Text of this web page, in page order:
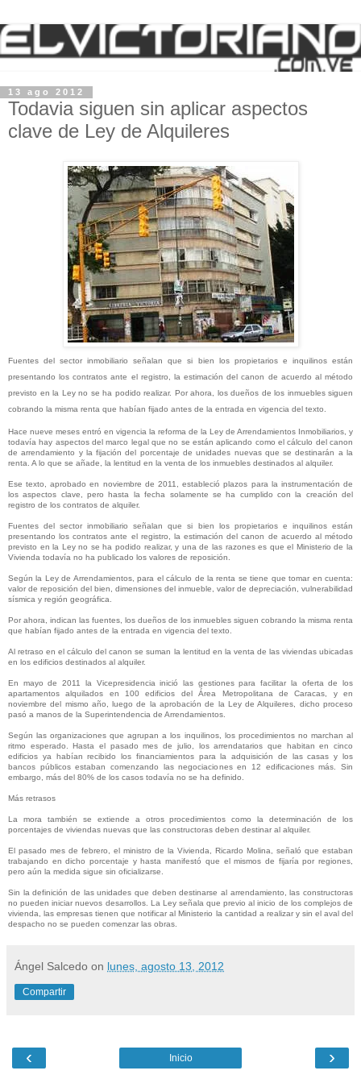
13 ago 2012
Todavia siguen sin aplicar aspectos
clave de Ley de Alquileres
Fuentes del sector inmobiliario señalan que si bien los propietarios e inquilinos están
presentando los contratos ante el registro, la estimación del canon de acuerdo al método
previsto en la Ley no se ha podido realizar. Por ahora, los dueños de los inmuebles siguen
cobrando la misma renta que habían fijado antes de la entrada en vigencia del texto.
Hace nueve meses entró en vigencia la reforma de la Ley de Arrendamientos Inmobiliarios, y
todavía hay aspectos del marco legal que no se están aplicando como el cálculo del canon
de arrendamiento y la fijación del porcentaje de unidades nuevas que se destinarán a la
renta. A lo que se añade, la lentitud en la venta de los inmuebles destinados al alquiler.
Ese texto, aprobado en noviembre de 2011, estableció plazos para la instrumentación de
los aspectos clave, pero hasta la fecha solamente se ha cumplido con la creación del
registro de los contratos de alquiler.
Fuentes del sector inmobiliario señalan que si bien los propietarios e inquilinos están
presentando los contratos ante el registro, la estimación del canon de acuerdo al método
previsto en la Ley no se ha podido realizar, y una de las razones es que el Ministerio de la
Vivienda todavía no ha publicado los valores de reposición.
Según la Ley de Arrendamientos, para el cálculo de la renta se tiene que tomar en cuenta:
valor de reposición del bien, dimensiones del inmueble, valor de depreciación, vulnerabilidad
sísmica y región geográfica.
Por ahora, indican las fuentes, los dueños de los inmuebles siguen cobrando la misma renta
que habían fijado antes de la entrada en vigencia del texto.
Al retraso en el cálculo del canon se suman la lentitud en la venta de las viviendas ubicadas
en los edificios destinados al alquiler.
En mayo de 2011 la Vicepresidencia inició las gestiones para facilitar la oferta de los
apartamentos alquilados en 100 edificios del Área Metropolitana de Caracas, y en
noviembre del mismo año, luego de la aprobación de la Ley de Alquileres, dicho proceso
pasó a manos de la Superintendencia de Arrendamientos.
Según las organizaciones que agrupan a los inquilinos, los procedimientos no marchan al
ritmo esperado. Hasta el pasado mes de julio, los arrendatarios que habitan en cinco
edificios ya habían recibido los financiamientos para la adquisición de las casas y los
bancos públicos estaban comenzando las negociaciones en 12 edificaciones más. Sin
embargo, más del 80% de los casos todavía no se ha definido.
Más retrasos
La mora también se extiende a otros procedimientos como la determinación de los
porcentajes de viviendas nuevas que las constructoras deben destinar al alquiler.
El pasado mes de febrero, el ministro de la Vivienda, Ricardo Molina, señaló que estaban
trabajando en dicho porcentaje y hasta manifestó que el mismos de fijaría por regiones,
pero aún la medida sigue sin oficializarse.
Sin la definición de las unidades que deben destinarse al arrendamiento, las constructoras
no pueden iniciar nuevos desarrollos. La Ley señala que previo al inicio de los complejos de
vivienda, las empresas tienen que notificar al Ministerio la cantidad a realizar y sin el aval del
despacho no se pueden comenzar las obras.
Ángel Salcedo on lunes, agosto 13, 2012
Compartir
‹ ›
Inicio